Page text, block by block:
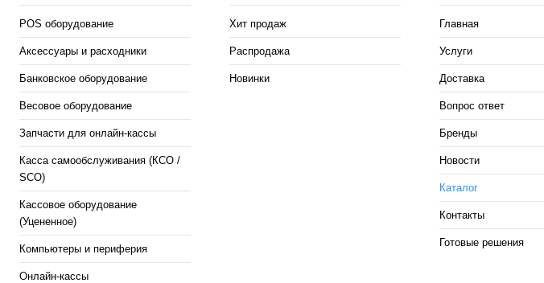
POS оборудование
Аксессуары и расходники
Банковское оборудование
Весовое оборудование
Запчасти для онлайн-кассы
Касса самообслуживания (КСО /
SCO)
Кассовое оборудование
(Уцененное)
Компьютеры и периферия
Онлайн-кассы
Хит продаж
Распродажа
Новинки
Главная
Услуги
Доставка
Вопрос ответ
Бренды
Новости
Каталог
Контакты
Готовые решения